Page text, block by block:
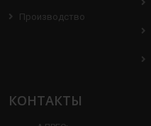
Производство
КОНТАКТЫ